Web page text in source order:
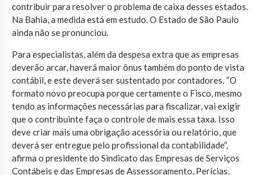
contribuir para resolver o problema de caixa desses estados.
Na Bahia, a medida está em estudo. O Estado de São Paulo
ainda não se pronunciou.
Para especialistas, além da despesa extra que as empresas
deverão arcar, haverá maior ônus também do ponto de vista
contábil, e este deverá ser sustentado por contadores. “O
formato novo preocupa porque certamente o Fisco, mesmo
tendo as informações necessárias para fiscalizar, vai exigir
que o contribuinte faça o controle de mais essa taxa. Isso
deve criar mais uma obrigação acessória ou relatório, que
deverá ser entregue pelo profissional da contabilidade”,
afirma o presidente do Sindicato das Empresas de Serviços
Contábeis e das Empresas de Assessoramento, Perícias,